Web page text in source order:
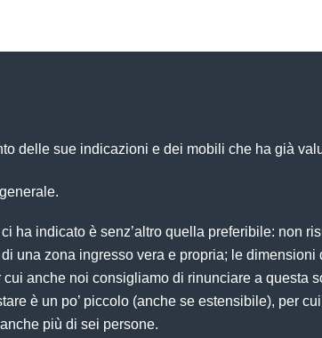
delle sue indicazioni e dei mobili che ha già
ha indicato è senz’altro quella preferibile: non
una zona ingresso vera e propria; le dimensioni
cui anche noi consigliamo di rinunciare a questa
è un po’ piccolo (anche se estensibile), per
più di sei persone.